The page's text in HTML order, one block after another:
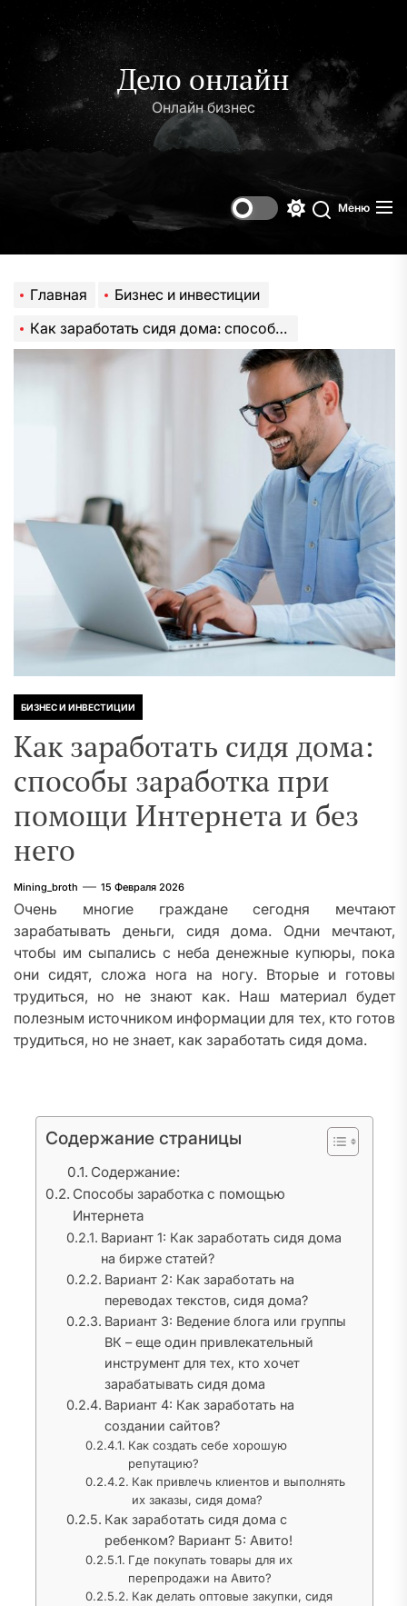
содержимому
Дело онлайн
Онлайн бизнес
Поиск
Меню
Главная
Бизнес и инвестиции
Как заработать сидя дома: способы заработка при помощи Интернета и без него
БИЗНЕС И ИНВЕСТИЦИИ
Как заработать сидя дома:
способы заработка при
помощи Интернета и без
него
Mining_broth 15 Февраля 2026
Очень многие граждане сегодня мечтают
зарабатывать деньги, сидя дома. Одни мечтают,
чтобы им сыпались с неба денежные купюры, пока
они сидят, сложа нога на ногу. Вторые и готовы
трудиться, но не знают как. Наш материал будет
полезным источником информации для тех, кто готов
трудиться, но не знает, как заработать сидя дома.
Содержание страницы
Содержание:
Способы заработка с помощью
Интернета
Вариант 1: Как заработать сидя дома
на бирже статей?
Вариант 2: Как заработать на
переводах текстов, сидя дома?
Вариант 3: Ведение блога или группы
ВК – еще один привлекательный
инструмент для тех, кто хочет
зарабатывать сидя дома
Вариант 4: Как заработать на
создании сайтов?
Как создать себе хорошую
репутацию?
Как привлечь клиентов и выполнять
их заказы, сидя дома?
Как заработать сидя дома с
ребенком? Вариант 5: Авито!
Где покупать товары для их
перепродажи на Авито?
Как делать оптовые закупки, сидя